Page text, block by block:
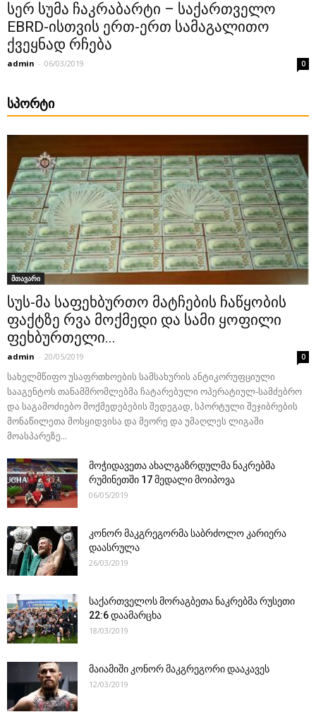
სერ სუმა ჩაკრაბარტი – საქართველო
EBRD-ისთვის ერთ-ერთ სამაგალითო
ქვეყნად რჩება
admin - 06/03/2019 0
ᲡᲞᲝᲠᲢᲘ
მთავარი
სუს-მა საფეხბურთო მატჩების ჩაწყობის
ფაქტზე რვა მოქმედი და სამი ყოფილი
ფეხბურთელი...
admin - 20/05/2019 0
სახელმწიფო უსაფრთხოების სამსახურის ანტიკორუფციული
სააგენტოს თანამშრომლებმა ჩატარებული ოპერატიულ-სამძებრო
და საგამოძიებო მოქმედებების შედეგად, სპორტული შეჯიბრების
მონაწილეთა მოსყიდვისა და მეორე და უმაღლეს ლიგაში
მოასპარეზე...
მოჭიდავეთა ახალგაზრდულმა ნაკრებმა
რუმინეთში 17 მედალი მოიპოვა
06/05/2019
კონორ მაკგრეგორმა საბრძოლო კარიერა
დაასრულა
26/03/2019
საქართველოს მორაგბეთა ნაკრებმა რუსეთი
22:6 დაამარცხა
18/03/2019
მაიამიში კონორ მაკგრეგორი დააკავეს
12/03/2019